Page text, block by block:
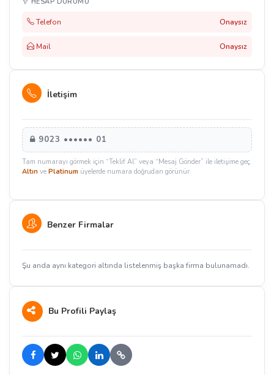
Telefon Onaysız
Mail Onaysız
İletişim
9023 •••••• 01
Tam numarayı görmek için “Teklif Al” veya “Mesaj Gönder” ile iletişime geç.
Altın ve Platinum üyelerde numara doğrudan görünür.
Benzer Firmalar
Şu anda aynı kategori altında listelenmiş başka firma bulunamadı.
Bu Profili Paylaş